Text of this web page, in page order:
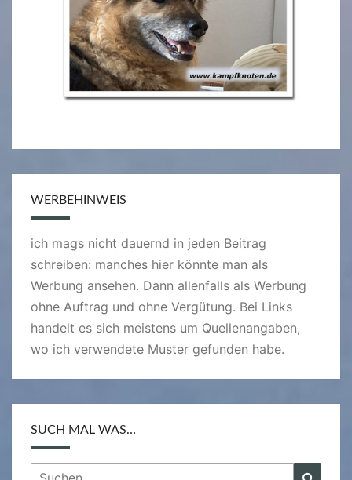
WERBEHINWEIS
ich mags nicht dauernd in jeden Beitrag
schreiben: manches hier könnte man als
Werbung ansehen. Dann allenfalls als Werbung
ohne Auftrag und ohne Vergütung. Bei Links
handelt es sich meistens um Quellenangaben,
wo ich verwendete Muster gefunden habe.
SUCH MAL WAS…
Suchen